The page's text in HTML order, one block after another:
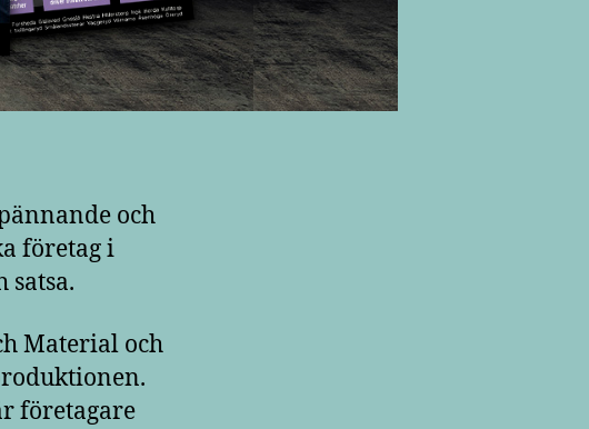
och
företag i
satsa.
Material och
företagare